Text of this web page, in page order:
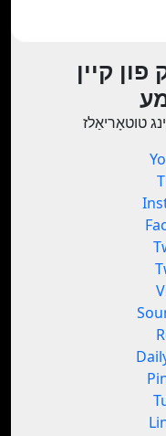
קיין
טוטאָריאַלז